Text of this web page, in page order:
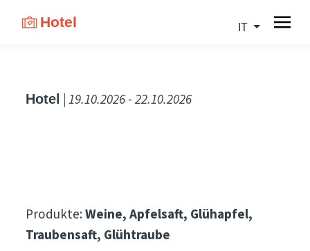
Hotel IT
Hotel | 19.10.2026 - 22.10.2026
Produkte:Weine, Apfelsaft, Glühapfel,
Traubensaft, Glühtraube